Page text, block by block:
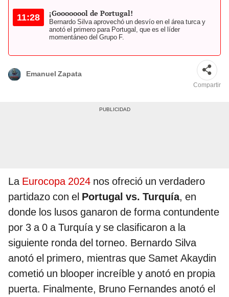
11:28 ¡Goooooool de Portugal!
Bernardo Silva aprovechó un desvío en el área turca y
anotó el primero para Portugal, que es el líder
momentáneo del Grupo F.
Emanuel Zapata
Compartir
La Eurocopa 2024 nos ofreció un verdadero
partidazo con el Portugal vs. Turquía, en
donde los lusos ganaron de forma contundente
por 3 a 0 a Turquía y se clasificaron a la
siguiente ronda del torneo. Bernardo Silva
anotó el primero, mientras que Samet Akaydin
cometió un blooper increíble y anotó en propia
puerta. Finalmente, Bruno Fernandes anotó el